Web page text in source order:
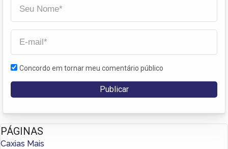
Concordo em tornar meu comentário público
PÁGINAS
Caxias Mais